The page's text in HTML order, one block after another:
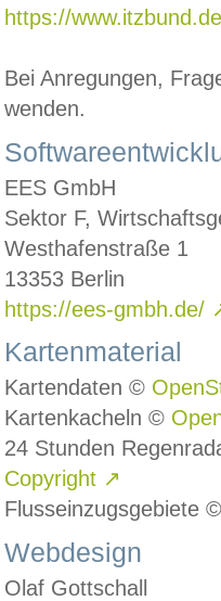
https://
Bei Anregungen,
wenden.
EES GmbH
Sektor F,
Westhafenstraße 1
13353 Berlin
https://ees-gmbh.de/
Kartenmaterial
Kartendaten ©
Kartenkacheln ©
24 Stunden
Copyright ↗
Flusseinzugsgebiete
Webdesign
Olaf Gottschall